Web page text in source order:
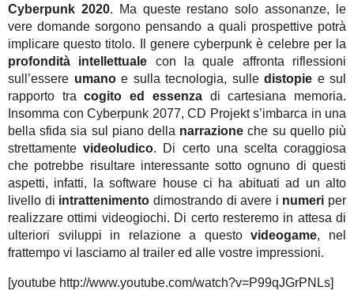
Cyberpunk 2020. Ma queste restano solo assonanze, le
vere domande sorgono pensando a quali prospettive potrà
implicare questo titolo. Il genere cyberpunk è celebre per la
profondità intellettuale con la quale affronta riflessioni
sull’essere umanoe sulla tecnologia, sulle distopie e sul
rapporto tracogito ed essenzadi cartesiana memoria.
Insomma con Cyberpunk 2077, CD Projekt s’imbarca in una
bella sfida sia sul piano della narrazione che su quello più
strettamentevideoludico. Di certo una scelta coraggiosa
che potrebbe risultare interessante sotto ognuno di questi
aspetti, infatti, la software house ci ha abituati ad un alto
livello di intrattenimento dimostrando di avere i numeri per
realizzare ottimi videogiochi. Di certo resteremo in attesa di
ulteriori sviluppi in relazione a questovideogame, nel
frattempo vi lasciamo al trailer ed alle vostre impressioni.
[youtube http://www.youtube.com/watch?v=P99qJGrPNLs]